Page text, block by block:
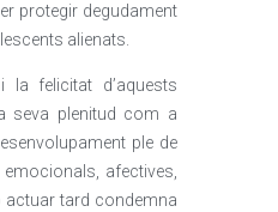
protegir degudament
alienats.
felicitat d’aquests
seva plenitud com a
ple de
afectives,
actuar tard condemna